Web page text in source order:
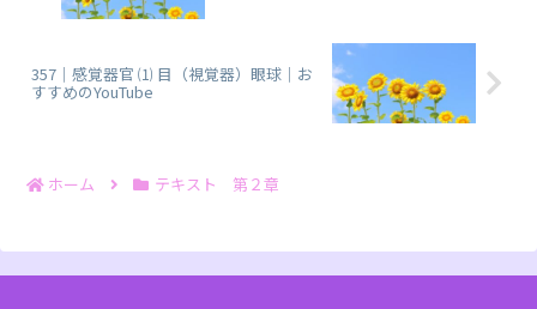
357｜感覚器官 ⑴ 目（視覚器）眼球｜お
すすめのYouTube
ホーム テキスト 第２章